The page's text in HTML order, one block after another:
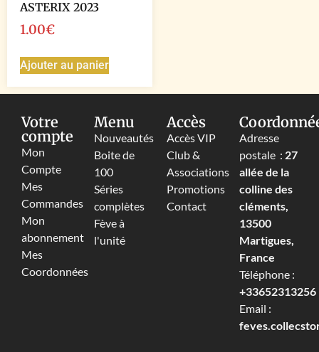
ASTERIX 2023
1.00€
Ajouter au panier
Votre
compte
Mon
Compte
Mes
Commandes
Mon
abonnement
Mes
Coordonnées
Menu
Nouveautés
Boite de
100
Séries
complètes
Fève à
l'unité
Accès
Accès VIP
Club &
Associations
Promotions
Contact
Adresse
postale : 27
allée de la
colline des
cléments,
13500
Martigues,
France
Téléphone :
+33652313256‬
Email :